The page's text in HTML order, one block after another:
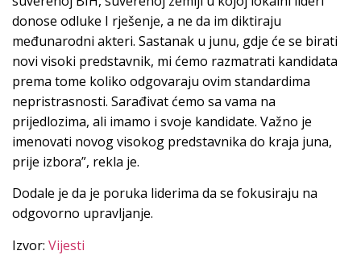
donose odluke I rješenje, a ne da im diktiraju
međunarodni akteri. Sastanak u junu, gdje će se birati
novi visoki predstavnik, mi ćemo razmatrati kandidata
prema tome koliko odgovaraju ovim standardima
nepristrasnosti. Sarađivat ćemo sa vama na
prijedlozima, ali imamo i svoje kandidate. Važno je
imenovati novog visokog predstavnika do kraja juna,
prije izbora”, rekla je.
Dodale je da je poruka liderima da se fokusiraju na
odgovorno upravljanje.
Izvor: Vijesti